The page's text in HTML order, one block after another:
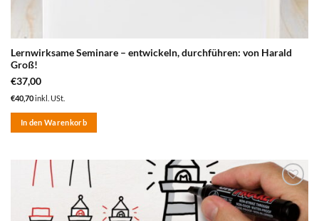
Lernwirksame Seminare – entwickeln, durchführen: von Harald
Groß!
€37,00
€40,70inkl. USt.
In den Warenkorb
zum
Merkzettel
hinzufügen